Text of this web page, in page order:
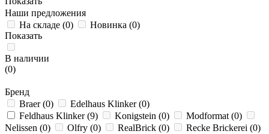
Наши предложения
На складе (0) Новинка (0)
Показать
В наличии
(0)
Бренд
Braer(0) Edelhaus Klinker(0)
Feldhaus Klinker(9) Konigstein (0) Modformat (0)
Nelissen (0) Olfry (0) RealBrick (0) Recke Brickerei (0)